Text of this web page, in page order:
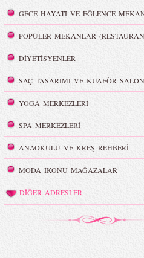
GECE HAYATI VE EĞLENCE
POPÜLER MEKANLAR
DİYETİSYENLER
SAÇ TASARIMI VE KUAFÖR
YOGA MERKEZLERİ
SPA MERKEZLERİ
ANAOKULU VE KREŞ REHBERİ
MODA İKONU MAĞAZALAR
DİĞER ADRESLER